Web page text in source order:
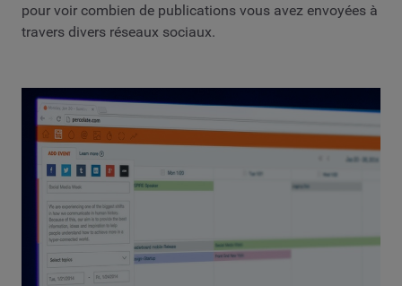
pour voir combien de publications vous avez envoyées à
travers divers réseaux sociaux.